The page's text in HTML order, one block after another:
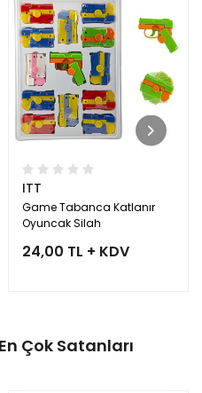
ITT
Game Tabanca Katlanır
Oyuncak Silah
24,00 TL + KDV
Çok Satanları